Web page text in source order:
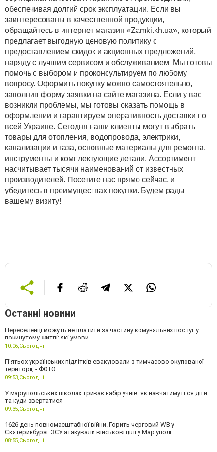
обеспечивая долгий срок эксплуатации. Если вы
заинтересованы в качественной продукции,
обращайтесь в интернет магазин «Zamki.kh.ua», который
предлагает выгодную ценовую политику с
предоставлением скидок и акционных предложений,
наряду с лучшим сервисом и обслуживанием. Мы готовы
помочь с выбором и проконсультируем по любому
вопросу. Оформить покупку можно самостоятельно,
заполнив форму заявки на сайте магазина. Если у вас
возникли проблемы, мы готовы оказать помощь в
оформлении и гарантируем оперативность доставки по
всей Украине. Сегодня наши клиенты могут выбрать
товары для отопления, водопровода, электрики,
канализации и газа, основные материалы для ремонта,
инструменты и комплектующие детали. Ассортимент
насчитывает тысячи наименований от известных
производителей. Посетите нас прямо сейчас, и
убедитесь в преимуществах покупки. Будем рады
вашему визиту!
Останні новини
Переселенці можуть не платити за частину комунальних послуг у
покинутому житлі: які умови
10:06,Сьогодні
П’ятьох українських підлітків евакуювали з тимчасово окупованої
території, - ФОТО
09:53,Сьогодні
У маріупольських школах триває набір учнів: як навчатимуться діти
та куди звертатися
09:35,Сьогодні
1626 день повномасштабної війни. Горить черговий WB у
Єкатеринбурзі. ЗСУ атакували військові цілі у Маріуполі
08:55,Сьогодні